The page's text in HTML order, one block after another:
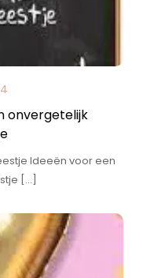
onvergetelijk
Ideeën voor een
[…]